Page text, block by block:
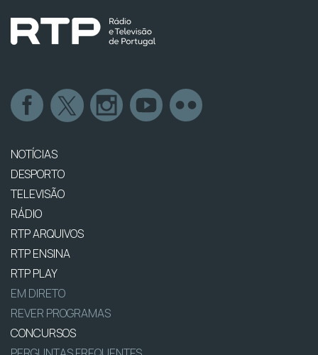
NOTÍCIAS
DESPORTO
TELEVISÃO
RÁDIO
RTP ARQUIVOS
RTP ENSINA
RTP PLAY
EM DIRETO
REVER PROGRAMAS
CONCURSOS